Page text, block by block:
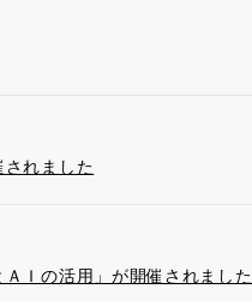
れました
Ｉの活用」が開催されました